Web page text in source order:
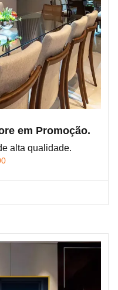
em Promoção.
alta qualidade.
os modelos